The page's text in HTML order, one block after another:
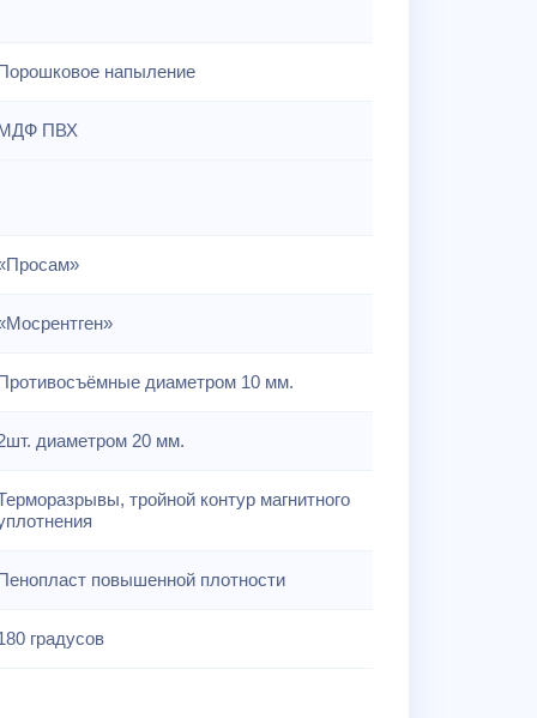
напыление
ПВХ
диаметром 10 мм.
диаметром 20 мм.
тройной контур магнитного
повышенной плотности
градусов